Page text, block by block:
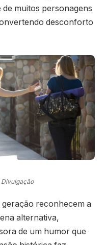
muitos personagens
desconforto
Divulgação
reconhecem a
alternativa,
de um humor que